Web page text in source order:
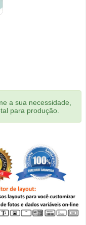
a sua necessidade,
para produção.